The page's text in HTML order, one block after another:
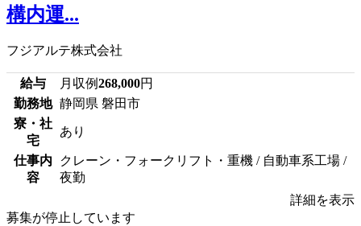
構内運...
フジアルテ株式会社
給与 月収例268,000円
勤務地 静岡県 磐田市
寮・社
宅
あり
仕事内
容
クレーン・フォークリフト・重機 / 自動車系工場 /
夜勤
詳細を表示
募集が停止しています